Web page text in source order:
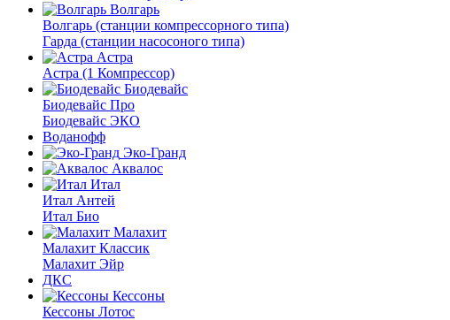
Волгарь
Волгарь (станции компрессорного типа)
Гарда (станции насосоного типа)
Астра
Астра (1 Компрессор)
Биодевайс
Биодевайс Про
Биодевайс ЭКО
Воданофф
Эко-Гранд
Аквалос
Итал
Итал Антей
Итал Био
Малахит
Малахит Классик
Малахит Эйр
ДКС
Кессоны
Кессоны Лотос